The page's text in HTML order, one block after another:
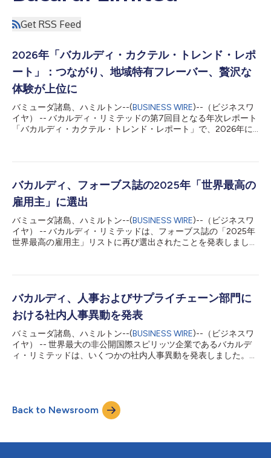
Get RSS Feed
2026年「バカルディ・カクテル・トレンド・レポ
ート」：つながり、地域特有フレーバー、贅沢な
体験が上位に
バミューダ諸島、ハミルトン--(BUSINESS WIRE)--（ビジネスワ
イヤ） -- バカルディ・リミテッドの第7回目となる年次レポート
「バカルディ・カクテル・トレンド・レポート」で、2026年に
業であるバカルディ・リミテッドが、ザ・フューチャー・ラボラ
ルディ主導および第三者機関による調査、消費者アンケート、バ
ーテンダーとのインタビュー、そしてTFLのトレンド予測データ
に基づき、今後1年間におけるカクテル体験、味にまつわる新た
な変化、飲酒文化を形作る要因について解説しています。また同
レポートでは、2026年に最も人気を集めるカクテルや、飲酒の
法定年齢に達した若年層消費者向けのトレンドも紹介していま
す。 「Z世代による飲酒量が減ったわけではなく、単に、より早
バカルディ、フォーブス誌の2025年「世界最高の
雇用主」に選出
バミューダ諸島、ハミルトン--(BUSINESS WIRE)--（ビジネスワ
イヤ） -- バカルディ・リミテッドは、フォーブス誌の「2025年
世界最高の雇用主」リストに再び選出されたことを発表しまし
か国を超える地域で実施された30万件以上の独立した調査に基
は、家族や友人に企業を推奨するかどうか、そして職場環境、給
与、その他の主要な基準に基づいて企業を評価しました。世界最
大規模の非公開企業で国際的に事業を展開するスピリッツメーカ
ーであるバカルディは、スピリッツメーカーの中で最高位の86
位を獲得しました。 バカルディ・リミテッドの最高人事責任者
であるデイブ・イングラムは、「フォーブス誌の『世界最高の雇
用主』に再び選出されたことは、当社の企業文化と世界のチーム
バカルディ、人事およびサプライチェーン部門に
おける社内人事異動を発表
バミューダ諸島、ハミルトン--(BUSINESS WIRE)--（ビジネスワ
イヤ） -- 世界最大の非公開国際スピリッツ企業であるバカルデ
ィ・リミテッドは、いくつかの社内人事異動を発表しました。こ
メーション・オフィサーに任命され、将来に対応できる組織づく
りを推進する役割を担います。この役職においてデイブは、人材
管理、後継者計画、パフォーマンス管理、能力開発を引き続き重
の世代の成功を支える中核となるものです。バカルディ・グロー
Back to Newsroom